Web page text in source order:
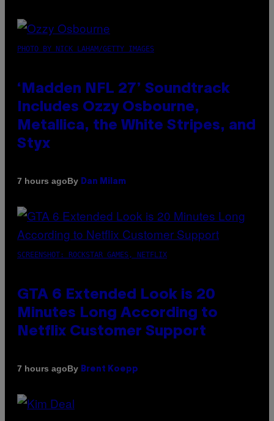
PHOTO BY NICK LAHAM/GETTY IMAGES
‘Madden NFL 27’ Soundtrack
Includes Ozzy Osbourne,
Metallica, the White Stripes, and
Styx
7 hours agoBy Dan Milam
SCREENSHOT: ROCKSTAR GAMES, NETFLIX
GTA 6 Extended Look is 20
Minutes Long According to
Netflix Customer Support
7 hours agoBy Brent Koepp